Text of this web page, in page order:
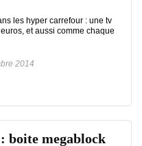
les hyper carrefour : une tv
et aussi comme chaque
2014
boite megablock